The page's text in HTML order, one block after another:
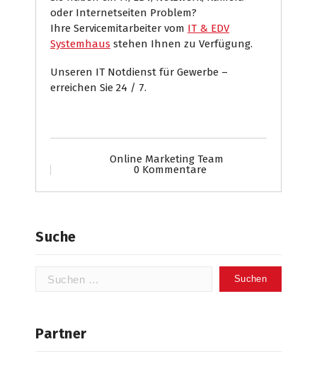
oder Internetseiten Problem?
Ihre Servicemitarbeiter vom IT & EDV
Systemhaus stehen Ihnen zu Verfügung.
Unseren IT Notdienst für Gewerbe –
erreichen Sie 24 / 7.
Online Marketing Team
0 Kommentare
Suche
Suchen
Partner